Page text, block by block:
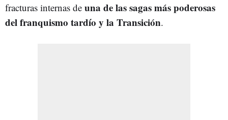
fracturas internas de una de las sagas más poderosas
del franquismo tardío y la Transición.